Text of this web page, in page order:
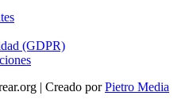
(GDPR)
| Creado porPietro Media